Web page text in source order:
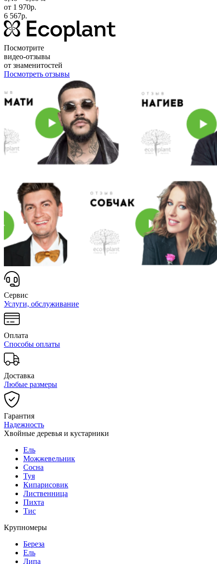
от 1 970р.
6 567р.
Посмотрите
видео-отзывы
от знаменитостей
Посмотреть отзывы
Сервис
Услуги, обслуживание
Оплата
Способы оплаты
Доставка
Любые размеры
Гарантия
Надежность
Хвойные деревья и кустарники
Ель
Можжевельник
Сосна
Туя
Кипарисовик
Лиственница
Пихта
Тис
Крупномеры
Береза
Ель
Липа